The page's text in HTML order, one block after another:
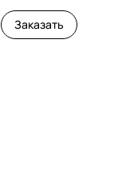
Заказать